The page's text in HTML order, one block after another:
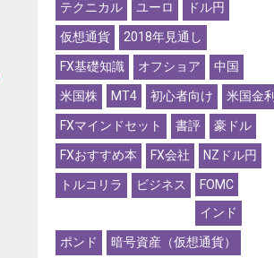
テクニカル ユーロ ドル円
仮想通貨 2018年見通し
FX基礎知識 オフショア 中国
米国株 MT4 初心者向け 米国金利
FXマインドセット 書評 豪ドル
FXおすすめ本 FX会社 NZドル円
トルコリラ ビジネス
FOMC
インド
ポンド 暗号資産（仮想通貨）